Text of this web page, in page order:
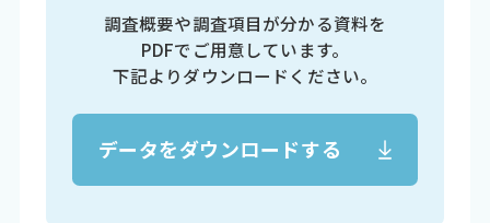
調査概要や調査項目が分かる資料を
PDFでご用意しています。
下記よりダウンロードください。
データをダウンロードする